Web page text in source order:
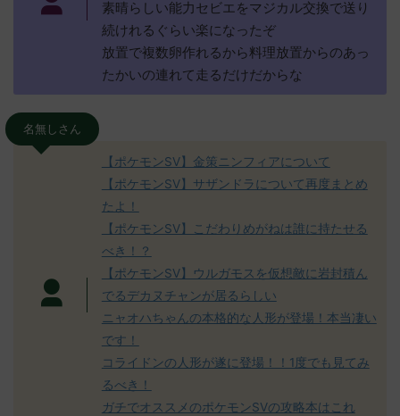
素晴らしい能力セビエをマジカル交換で送り
続けれるぐらい楽になったぞ
放置で複数卵作れるから料理放置からのあっ
たかいの連れて走るだけだからな
名無しさん
【ポケモンSV】金策ニンフィアについて
【ポケモンSV】サザンドラについて再度まとめ
たよ！
【ポケモンSV】こだわりめがねは誰に持たせる
べき！？
【ポケモンSV】ウルガモスを仮想敵に岩封積ん
でるデカヌチャンが居るらしい
ニャオハちゃんの本格的な人形が登場！本当凄い
です！
コライドンの人形が遂に登場！！1度でも見てみ
るべき！
ガチでオススメのポケモンSVの攻略本はこれ